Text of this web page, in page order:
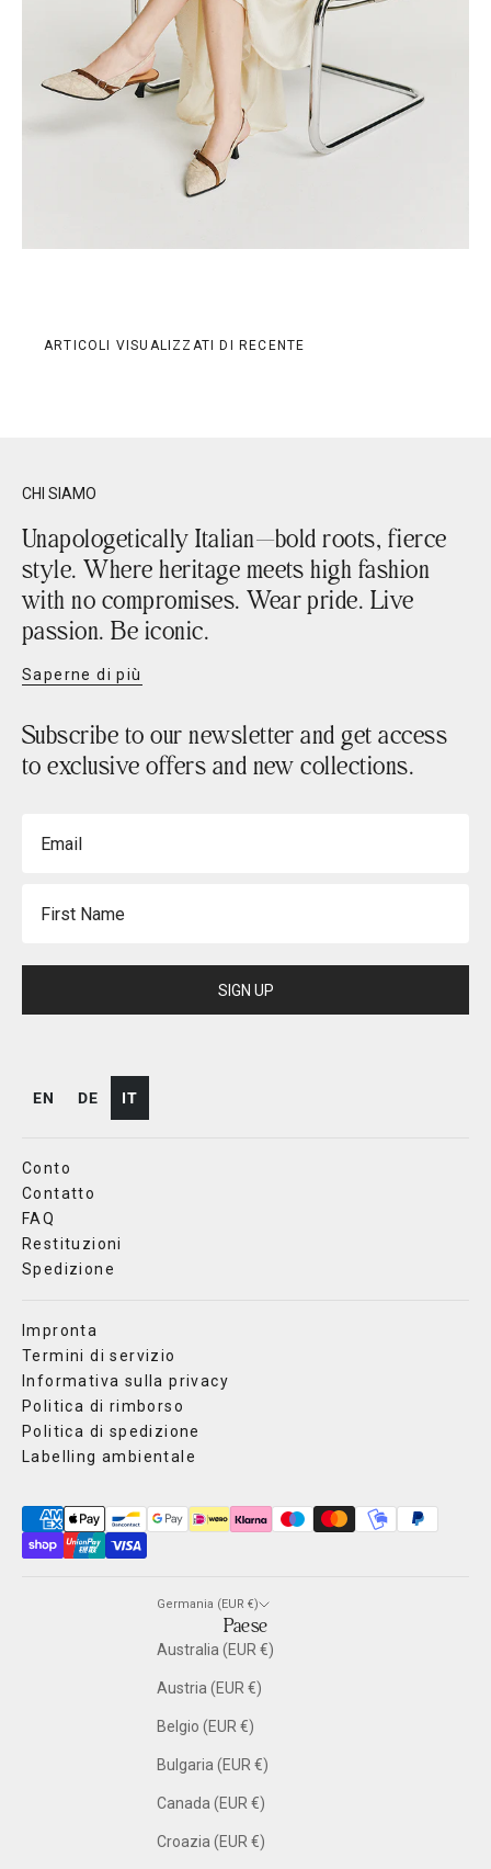
ARTICOLI VISUALIZZATI DI RECENTE
CHI SIAMO
Unapologetically Italian—bold roots, fierce
style. Where heritage meets high fashion
with no compromises. Wear pride. Live
passion. Be iconic.
Saperne di più
Subscribe to our newsletter and get access
to exclusive offers and new collections.
SIGN UP
EN DE IT
Conto
Contatto
FAQ
Restituzioni
Spedizione
Impronta
Termini di servizio
Informativa sulla privacy
Politica di rimborso
Politica di spedizione
Labelling ambientale
Germania (EUR €)
Paese
Australia (EUR €)
Austria (EUR €)
Belgio (EUR €)
Bulgaria (EUR €)
Canada (EUR €)
Croazia (EUR €)